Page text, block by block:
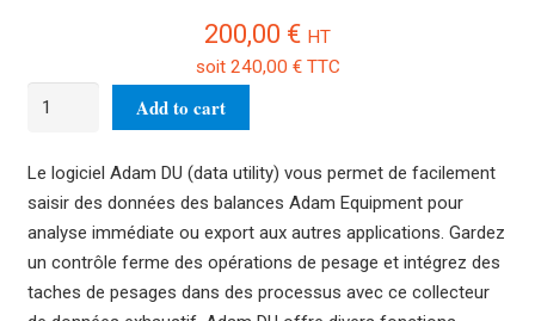
200,00 € HT
soit 240,00 €TTC
Programme
d'acquisition
données
600002028
quantity
Add to cart
Le logiciel Adam DU (data utility) vous permet de facilement
saisir des données des balances Adam Equipment pour
analyse immédiate ou export aux autres applications. Gardez
un contrôle ferme des opérations de pesage et intégrez des
taches de pesages dans des processus avec ce collecteur